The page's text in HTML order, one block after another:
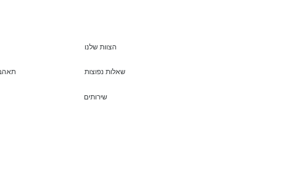
הצוות שלנו
שאלות נפוצות
שירותים